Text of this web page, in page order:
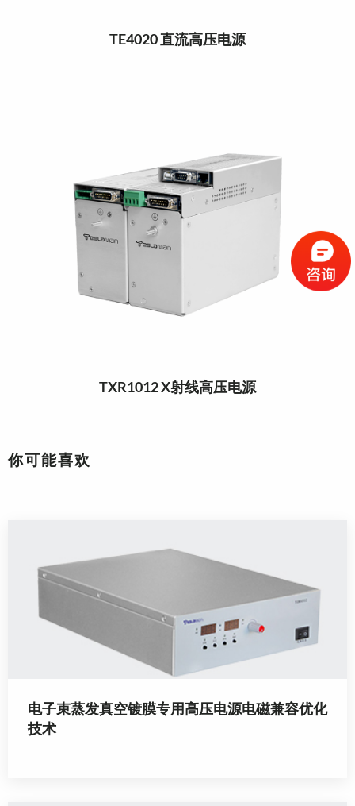
TE4020 直流高压电源
TXR1012 X射线高压电源
你可能喜欢
电子束蒸发真空镀膜专用高压电源电磁兼容优化
技术